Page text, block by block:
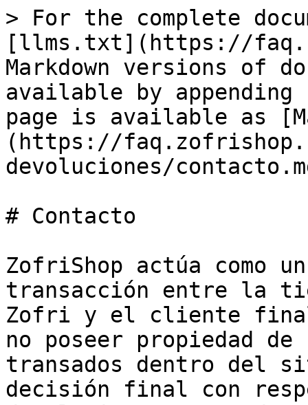
> For the complete
[llms.txt](https://
Markdown versions of
available by
page is available as
(https://
devoluciones/
# Contacto
ZofriShop actúa como
transacción entre la
Zofri y el cliente
no poseer propiedad
transados dentro del
decisión final con